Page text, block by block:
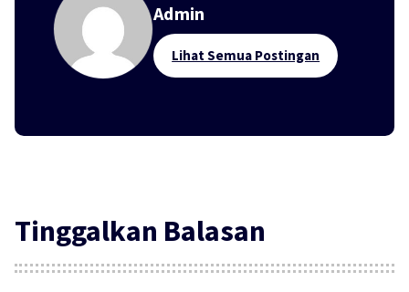
Admin
Lihat Semua Postingan
Tinggalkan Balasan